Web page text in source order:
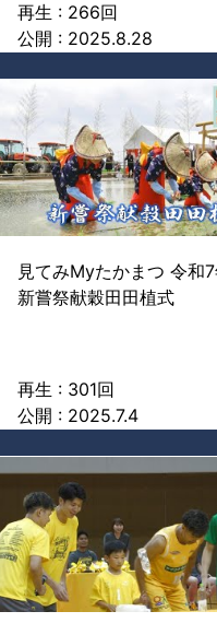
再生 : 266回
公開 : 2025.8.28
見てみMyたかまつ 令和
新嘗祭献穀田田植式
再生 : 301回
公開 : 2025.7.4